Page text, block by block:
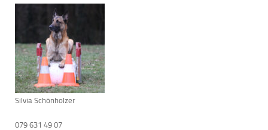
Silvia Schönholzer
079 631 49 07